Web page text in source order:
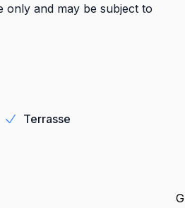
only and may be subject to
Terrasse
G